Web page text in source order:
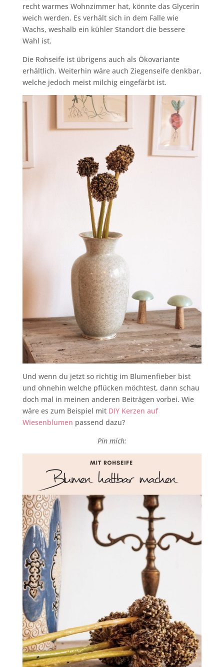
recht warmes Wohnzimmer hat, könnte das Glycerin
weich werden. Es verhält sich in dem Falle wie
Wachs, weshalb ein kühler Standort die bessere
Wahl ist.
Die Rohseife ist übrigens auch als Ökovariante
erhältlich. Weiterhin wäre auch Ziegenseife denkbar,
welche jedoch meist milchig eingefärbt ist.
Und wenn du jetzt so richtig im Blumenfieber bist
und ohnehin welche pflücken möchtest, dann schau
doch mal in meinen anderen Beiträgen vorbei. Wie
wäre es zum Beispiel mitDIY Kerzen auf
Wiesenblumen passend dazu?
Pin mich: